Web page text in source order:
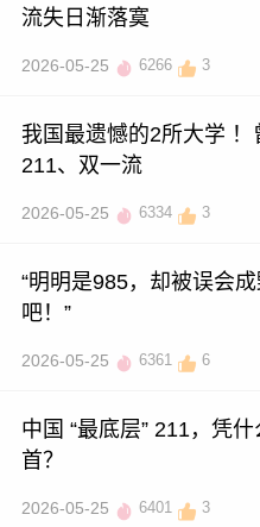
流失日渐落寞
2026-05-25 6266 3
我国最遗憾的2所大学
211、双一流
2026-05-25 6334 3
“明明是985，却被误会
吧！”
2026-05-25 6361 6
中国 “最底层” 211，凭
首？
2026-05-25 6401 3